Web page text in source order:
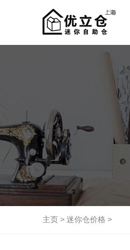
主页 > 迷你仓价格 >